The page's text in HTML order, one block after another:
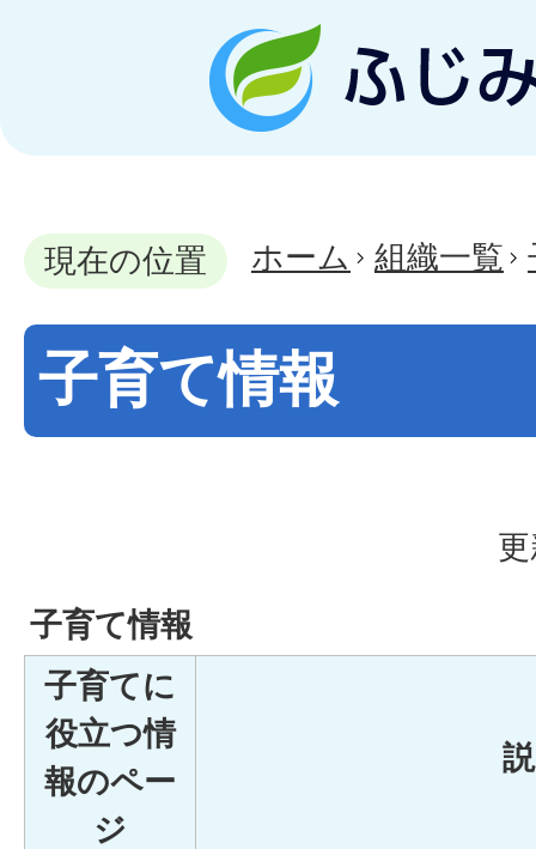
現在の位置 ホーム 組織一覧
子育て情報
子育て情報
子育てに
役立つ情
報のペー
ジ